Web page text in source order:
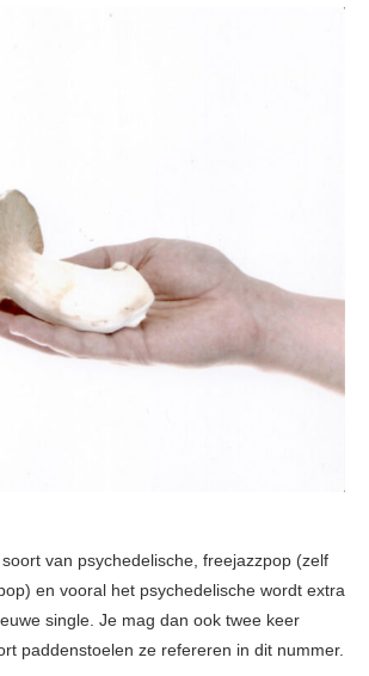
van psychedelische, freejazzpop (zelf
en vooral het psychedelische wordt extra
single. Je mag dan ook twee keer
paddenstoelen ze refereren in dit nummer.